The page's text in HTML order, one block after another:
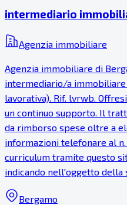
intermediario
Agenzia immobiliare
Agenzia immobiliare di
intermediario/a
lavorativa). Rif. lvrwb.
un continuo supporto. Il
da rimborso spese oltre a
informazioni telefonare al n.
curriculum tramite questo
indicando nell'oggetto della
Bergamo